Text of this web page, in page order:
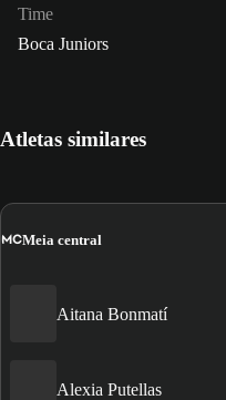
Time
Boca Juniors
Atletas similares
MCMeia central
Aitana Bonmatí
Alexia Putellas